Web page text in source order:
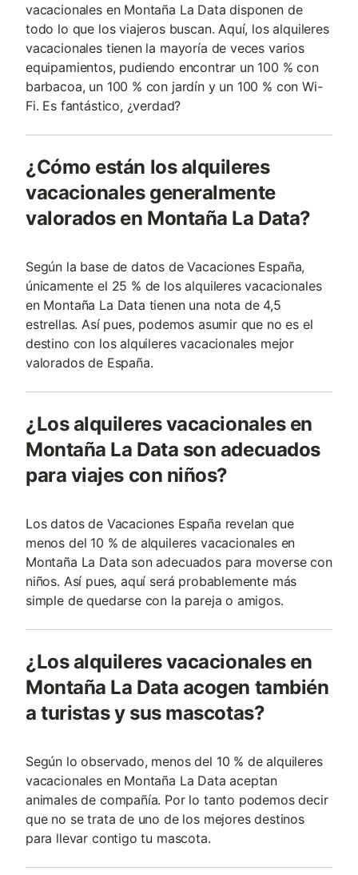
vacacionales en Montaña La Data disponen de
todo lo que los viajeros buscan. Aquí, los alquileres
vacacionales tienen la mayoría de veces varios
equipamientos, pudiendo encontrar un 100 % con
barbacoa, un 100 % con jardín y un 100 % con Wi-
Fi. Es fantástico, ¿verdad?
¿Cómo están los alquileres
vacacionales generalmente
valorados en Montaña La Data?
Según la base de datos de Vacaciones España,
únicamente el 25 % de los alquileres vacacionales
en Montaña La Data tienen una nota de 4,5
estrellas. Así pues, podemos asumir que no es el
destino con los alquileres vacacionales mejor
valorados de España.
¿Los alquileres vacacionales en
Montaña La Data son adecuados
para viajes con niños?
Los datos de Vacaciones España revelan que
menos del 10 % de alquileres vacacionales en
Montaña La Data son adecuados para moverse con
niños. Así pues, aquí será probablemente más
simple de quedarse con la pareja o amigos.
¿Los alquileres vacacionales en
Montaña La Data acogen también
a turistas y sus mascotas?
Según lo observado, menos del 10 % de alquileres
vacacionales en Montaña La Data aceptan
animales de compañía. Por lo tanto podemos decir
que no se trata de uno de los mejores destinos
para llevar contigo tu mascota.